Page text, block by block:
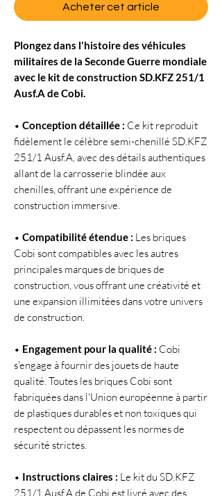
Acheter cet article
Plongez dans l'histoire des véhicules
militaires de la Seconde Guerre mondiale
avec le kit de construction SD.KFZ 251/1
Ausf.A de Cobi.
• Conception détaillée : Ce kit reproduit
fidèlement le célèbre semi-chenillé SD.KFZ
251/1 Ausf.A, avec des détails authentiques
allant de la carrosserie blindée aux
chenilles, offrant une expérience de
construction immersive.
• Compatibilité étendue : Les briques
Cobi sont compatibles avec les autres
principales marques de briques de
construction, vous offrant une créativité et
une expansion illimitées dans votre univers
de construction.
• Engagement pour la qualité : Cobi
s'engage à fournir des jouets de haute
qualité. Toutes les briques Cobi sont
fabriquées dans l'Union européenne à partir
de plastiques durables et non toxiques qui
respectent ou dépassent les normes de
sécurité strictes.
• Instructions claires : Le kit du SD.KFZ
251/1 Ausf.A de Cobi est livré avec des